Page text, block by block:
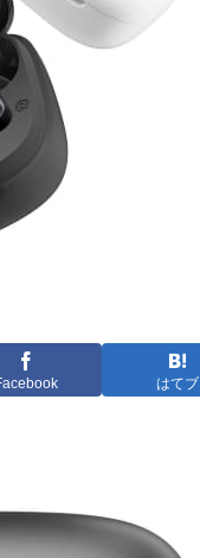
はてブ